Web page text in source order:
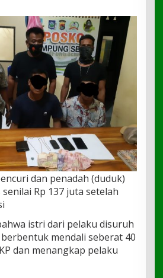
dan penadah (duduk)
Rp 137 juta setelah
istri dari pelaku disuruh
mendali seberat 40
dan menangkap pelaku